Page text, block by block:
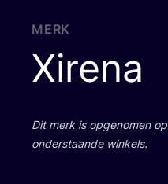
MERK
Xirena
Dit merk is opge­no­men op
onder­staan­de winkels.